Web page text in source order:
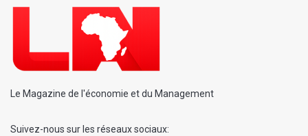
Le Magazine de l'économie et du Management
Suivez-nous sur les réseaux sociaux: